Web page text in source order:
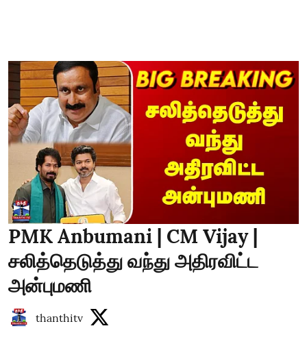
PMK Anbumani | CM Vijay |
சலித்தெடுத்து வந்து அதிரவிட்ட
அன்புமணி
thanthitv